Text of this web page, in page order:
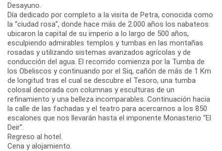
Desayuno.
Día dedicado por completo a la visita de Petra, conocida como
la “ciudad rosa”, donde hace más de 2.000 años los nabateos
ubicaron la capital de su imperio a lo largo de 500 años,
esculpiendo admirables templos y tumbas en las montañas
rosadas y utilizando sistemas avanzados agrícolas y de
conducción del agua. El recorrido comienza por la Tumba de
los Obeliscos y continuando por el Siq, cañón de más de 1 Km
de longitud tras el cual se descubre el Tesoro, una tumba
colosal decorada con columnas y esculturas de un
refinamiento y una belleza incomparables. Continuación hacia
la calle de las fachadas y el teatro para acercarnos a los 850
escalones que nos llevarán hasta el imponente Monasterio “El
Deir”.
Regreso al hotel.
Cena y alojamiento.